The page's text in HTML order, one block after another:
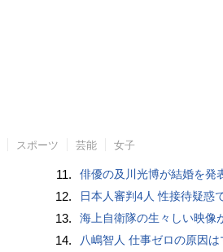
スポーツ 芸能 女子
11. 俳優の及川光博が結婚を発
12. 日本人審判4人 性接待疑惑
13. 海上自衛隊の生々しい映像
14. 八嶋智人 仕事ゼロの原因は